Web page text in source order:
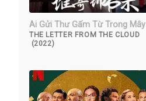
Ai Gửi Thư Gấm Từ Trong Mây
THE LETTER FROM THE CLOUD
(2022)